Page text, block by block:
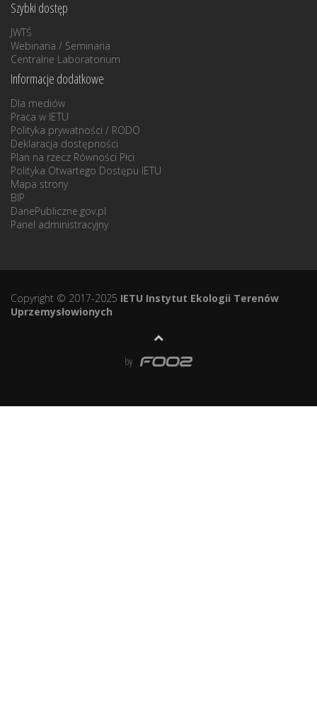
Szybki dostęp
JWTŚ
Webinaria / Seminaria
Centralne Laboratorium
Informacje dodatkowe
Dla mediów
Praca w IETU
Polityka prywatności / RODO
Deklaracja dostępności
Plan na rzecz Równości Płci
Polityka Otwartego Dostępu IETU
Mapa strony
BIP
DanePubliczne.gov.pl
Panel administracyjny
Copyright © 2017-2025 IETU Instytut Ekologii Terenów
Uprzemysłowionych